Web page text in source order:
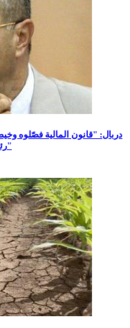
دربال: "قانون المالية فصّلوه
رئاسية مبكرة من بين أهم الحلول للأزمة السياسية"